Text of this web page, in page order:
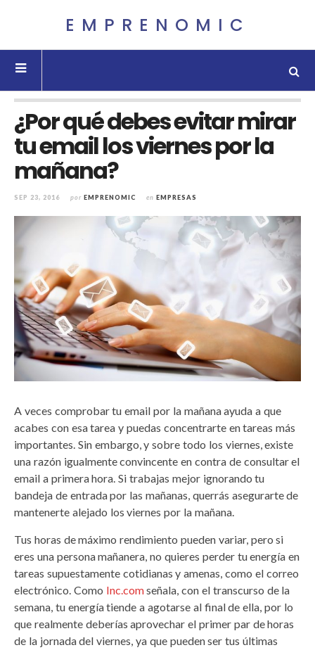
EMPRENOMIC
¿Por qué debes evitar mirar
tu email los viernes por la
mañana?
SEP 23, 2016 por EMPRENOMIC en EMPRESAS
A veces comprobar tu email por la mañana ayuda a que
acabes con esa tarea y puedas concentrarte en tareas más
importantes. Sin embargo, y sobre todo los viernes, existe
una razón igualmente convincente en contra de consultar el
email a primera hora. Si trabajas mejor ignorando tu
bandeja de entrada por las mañanas, querrás asegurarte de
mantenerte alejado los viernes por la mañana.
Tus horas de máximo rendimiento pueden variar, pero si
eres una persona mañanera, no quieres perder tu energía en
tareas supuestamente cotidianas y amenas, como el correo
electrónico. Como Inc.comseñala, con el transcurso de la
semana, tu energía tiende a agotarse al final de ella, por lo
que realmente deberías aprovechar el primer par de horas
de la jornada del viernes, ya que pueden ser tus últimas